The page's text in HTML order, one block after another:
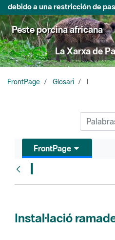
debido a una restricción de
Peste porcina africana
La Xarxa de
FrontPage Glosari
FrontPage
I
Instal·lació